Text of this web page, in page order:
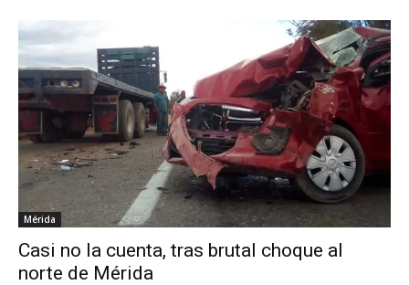
Mérida
Casi no la cuenta, tras brutal choque al
norte de Mérida